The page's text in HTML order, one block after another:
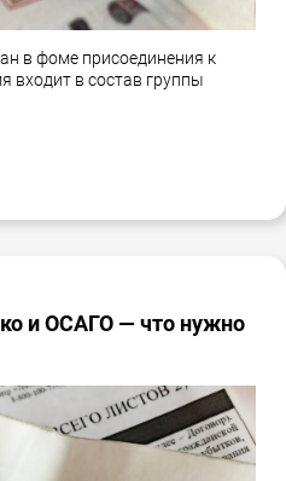
в фоме присоединения к
входит в состав группы
и ОСАГО — что нужно